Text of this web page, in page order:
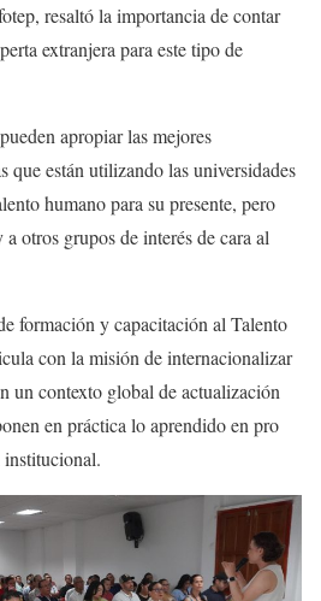
resaltó la importancia de contar
extranjera para este tipo de
apropiar las mejores
que están utilizando las universidades
humano para su presente, pero
otros grupos de interés de cara al
formación y capacitación al Talento
con la misión de internacionalizar
un contexto global de actualización
en práctica lo aprendido en pro